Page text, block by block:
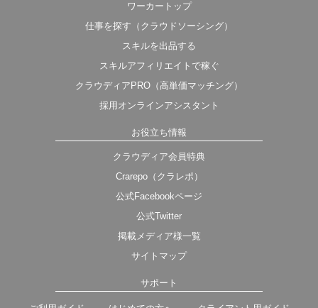
ワーカートップ
仕事を探す（クラウドソーシング）
スキルを出品する
スキルアフィリエイトで稼ぐ
クラウディアPRO（高単価マッチング）
採用オンラインアシスタント
お役立ち情報
クラウディア会員特典
Crarepo（クラレポ）
公式Facebookページ
公式Twitter
掲載メディア様一覧
サイトマップ
サポート